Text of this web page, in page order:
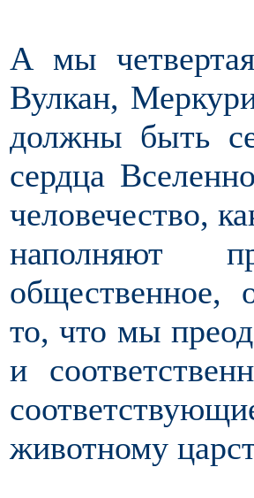
А мы
Вулкан,
должны быть
сердца
человечество,
наполняют
общественное,
то, что мы
и
животному